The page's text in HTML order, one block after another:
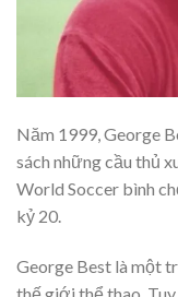
Năm 1999, George
sách những cầu thủ
World Soccer bình
kỷ 20.
George Best là một